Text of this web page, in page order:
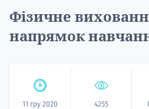
Фізичне
напрямок
11 гру 2020 4255